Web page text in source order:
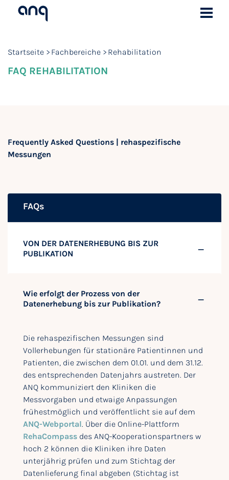
Startseite Fachbereiche Rehabilitation
FAQ REHABILITATION
Frequently Asked Questions | rehaspezifische
Messungen
FAQs
VON DER DATENERHEBUNG BIS ZUR
PUBLIKATION
Wie erfolgt der Prozess von der
Datenerhebung bis zur Publikation?
Die rehaspezifischen Messungen sind
Vollerhebungen für stationäre Patientinnen und
Patienten, die zwischen dem 01.01. und dem 31.12.
des entsprechenden Datenjahrs austreten. Der
ANQ kommuniziert den Kliniken die
Messvorgaben und etwaige Anpassungen
frühestmöglich und veröffentlicht sie auf dem
ANQ-Webportal. Über die Online-Plattform
RehaCompass des ANQ-Kooperationspartners w
hoch 2 können die Kliniken ihre Daten
unterjährig prüfen und zum Stichtag der
Datenlieferung final abgeben (Stichtag ist